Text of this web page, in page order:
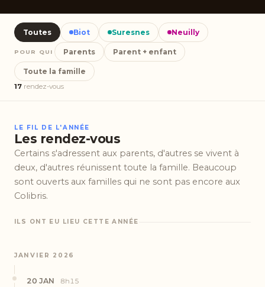
Toutes Biot Suresnes Neuilly
POUR QUI Parents Parent + enfant
Toute la famille
17 rendez-vous
LE FIL DE L'ANNÉE
Les rendez-vous
Certains s'adressent aux parents, d'autres se vivent à
deux, d'autres réunissent toute la famille. Beaucoup
sont ouverts aux familles qui ne sont pas encore aux
Colibris.
ILS ONT EU LIEU CETTE ANNÉE
JANVIER 2026
20 JAN 8h15